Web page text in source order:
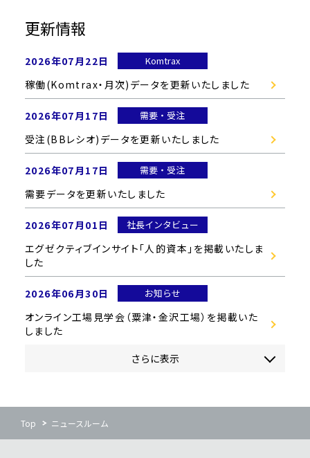
更新情報
2026年07月22日 Komtrax
稼働(Komtrax・月次)データを更新いたしました
2026年07月17日 需要・受注
受注(BBレシオ)データを更新いたしました
2026年07月17日 需要・受注
需要データを更新いたしました
2026年07月01日 社長インタビュー
エグゼクティブインサイト「人的資本」を掲載いたしま
した
2026年06月30日 お知らせ
オンライン工場見学会（粟津・金沢工場）を掲載いた
しました
さらに表示
Top ニュースルーム